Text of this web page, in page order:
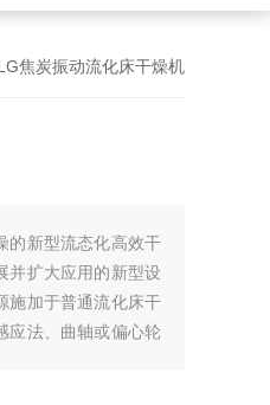
焦炭振动流化床干燥机
的新型流态化高效干
并扩大应用的新型设
施加于普通流化床干
应法、曲轴或偏心轮